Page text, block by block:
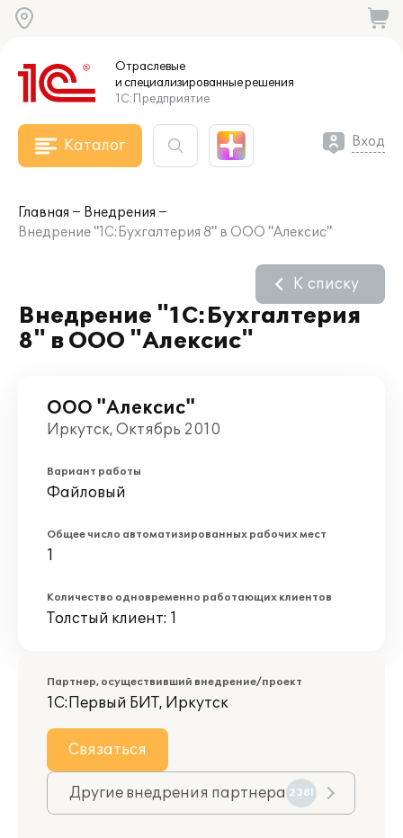
Отраслевые
и специализированныерешения
1С:Предприятие
Каталог Вход
Главная
Внедрения
Внедрение "1С:Бухгалтерия 8" в ООО "Алексис"
Внедрение "1С:Бухгалтерия
8" в ООО "Алексис"
К списку
ООО "Алексис"
Иркутск, Октябрь 2010
Вариант работы
Файловый
Общее число автоматизированных рабочих мест
1
Количество одновременно работающих клиентов
Толстый клиент: 1
Партнер, осуществивший внедрение/проект
1С:Первый БИТ, Иркутск
Связаться
Другие внедрения партнера 2381